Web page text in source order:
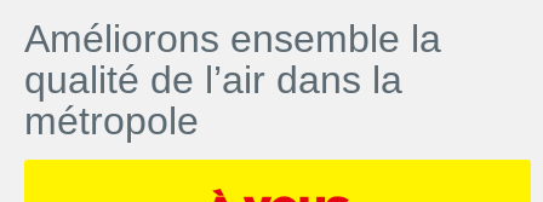
Améliorons ensemble la
qualité de l’air dans la
métropole